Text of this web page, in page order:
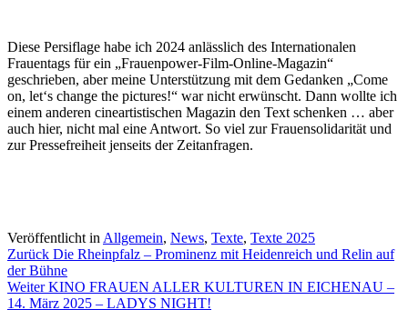
Diese Persiflage habe ich 2024 anlässlich des Internationalen
Frauentags für ein „Frauenpower-Film-Online-Magazin“
geschrieben, aber meine Unterstützung mit dem Gedanken „Come
on, let‘s change the pictures!“ war nicht erwünscht. Dann wollte ich
einem anderen cineartistischen Magazin den Text schenken … aber
auch hier, nicht mal eine Antwort. So viel zur Frauensolidarität und
zur Pressefreiheit jenseits der Zeitanfragen.
Veröffentlicht in Allgemein, News, Texte, Texte 2025
Beitragsnavigation
Zurück Die Rheinpfalz – Prominenz mit Heidenreich und Relin auf
der Bühne
WeiterKINO FRAUEN ALLER KULTUREN IN EICHENAU –
14. März 2025 – LADYS NIGHT!